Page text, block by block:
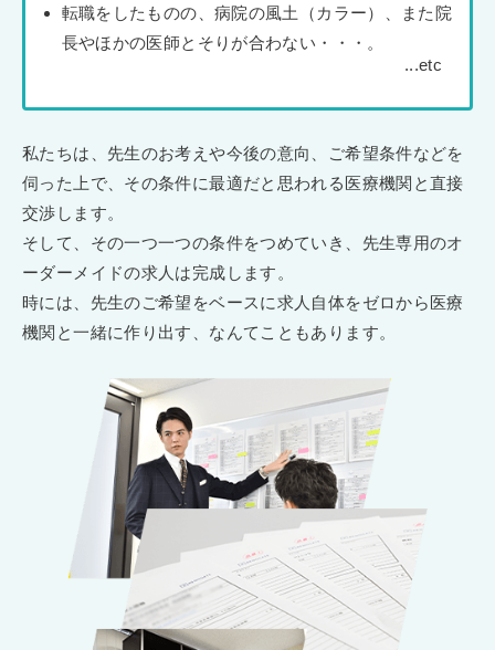
転職をしたものの、病院の風土（カラー）、また院
長やほかの医師とそりが合わない・・・。
私たちは、先生のお考えや今後の意向、ご希望条件などを
伺った上で、その条件に最適だと思われる医療機関と直接
交渉します。
そして、その一つ一つの条件をつめていき、先生専用のオ
ーダーメイドの求人は完成します。
時には、先生のご希望をベースに求人自体をゼロから医療
機関と一緒に作り出す、なんてこともあります。